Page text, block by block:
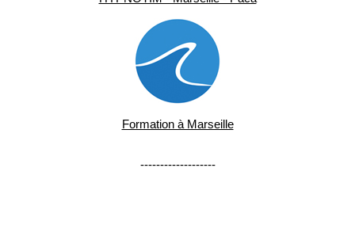
Formation à Marseille
-------------------